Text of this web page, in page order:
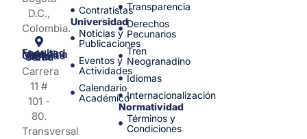
D.C.,
Colombia.
Facultad de Medicina y Ciencias de la Salud
Carrera
11 #
101 -
80.
Transversal
Contratistas
Universidad
Noticias y
Publicaciones
Eventos y
Actividades
Calendario
Académico
Transparencia
Derechos
Pecunarios
Tren
Neogranadino
Idiomas
Internacionalización
Normatividad
Términos y
Condiciones